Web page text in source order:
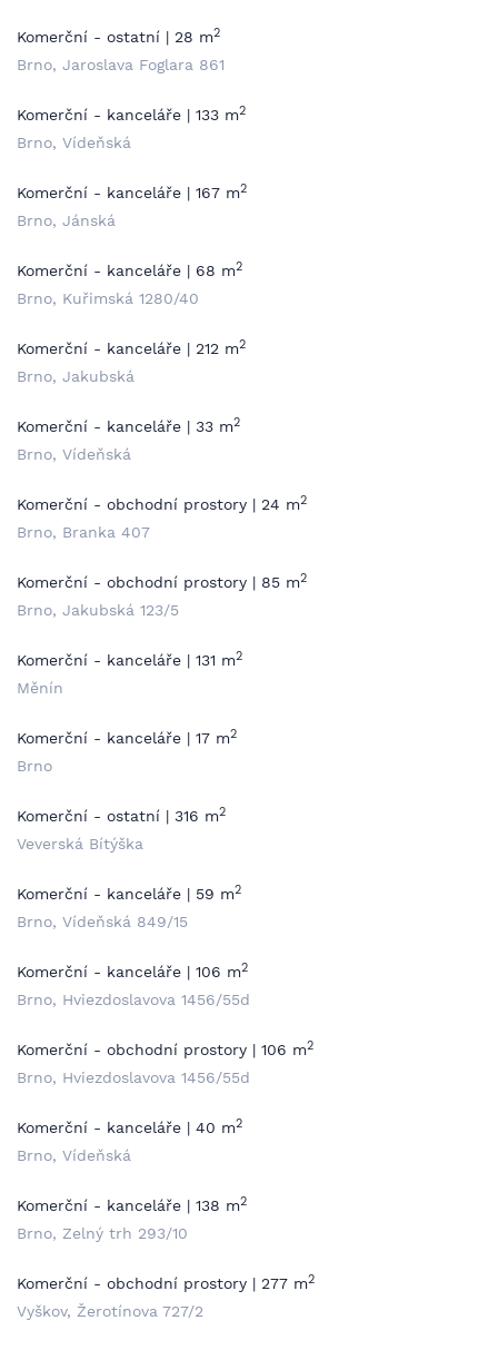
Komerční - ostatní | 28 m2
Brno, Jaroslava Foglara 861
Komerční - kanceláře | 133 m2
Brno, Vídeňská
Komerční - kanceláře | 167 m2
Brno, Jánská
Komerční - kanceláře | 68 m2
Brno, Kuřimská 1280/40
Komerční - kanceláře | 212 m2
Brno, Jakubská
Komerční - kanceláře | 33 m2
Brno, Vídeňská
Komerční - obchodní prostory | 24 m2
Brno, Branka 407
Komerční - obchodní prostory | 85 m2
Brno, Jakubská 123/5
Komerční - kanceláře | 131 m2
Měnín
Komerční - kanceláře | 17 m2
Brno
Komerční - ostatní | 316 m2
Veverská Bítýška
Komerční - kanceláře | 59 m2
Brno, Vídeňská 849/15
Komerční - kanceláře | 106 m2
Brno, Hviezdoslavova 1456/55d
Komerční - obchodní prostory | 106 m2
Brno, Hviezdoslavova 1456/55d
Komerční - kanceláře | 40 m2
Brno, Vídeňská
Komerční - kanceláře | 138 m2
Brno, Zelný trh 293/10
Komerční - obchodní prostory | 277 m2
Vyškov, Žerotínova 727/2